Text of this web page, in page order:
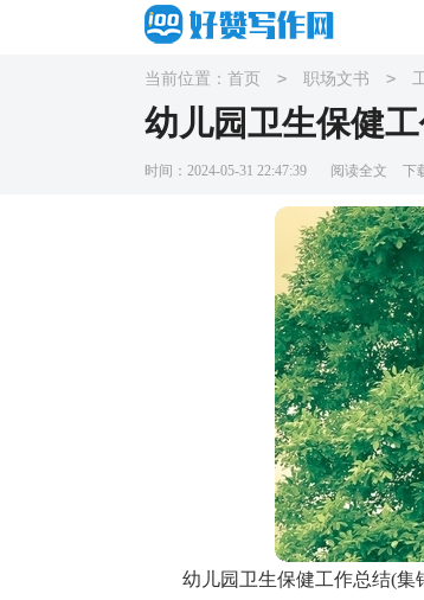
当前位置： 首页 > 职场文书 >
幼儿园卫生保健
时间：2024-05-31 22:47:39 阅读全文 下
幼儿园卫生保健工作总结(集